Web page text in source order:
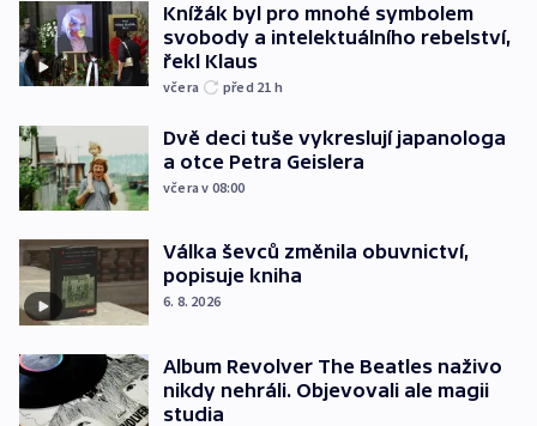
Knížák byl pro mnohé symbolem
svobody a intelektuálního rebelství,
řekl Klaus
včera před 21 h
Dvě deci tuše vykreslují japanologa
a otce Petra Geislera
včera v 08:00
Válka ševců změnila obuvnictví,
popisuje kniha
6. 8. 2026
Album Revolver The Beatles naživo
nikdy nehráli. Objevovali ale magii
studia